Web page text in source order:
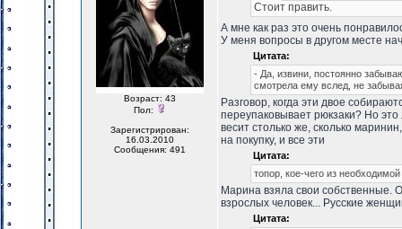
Возраст: 43
Пол:
Зарегистрирован:
16.03.2010
Сообщения: 491
Стоит править.
А мне как раз это очень
У меня вопросы в другом месте
Цитата:
- Да, извини, постоянно
смотрела ему вслед, не
Разговор, когда эти двое
переупаковывает рюкзаки? Но
весит столько же, сколько
на покупку, и все эти
Цитата:
топор, кое-чего из
Марина взяла свои собственные.
взрослых человек... Русские
Цитата: